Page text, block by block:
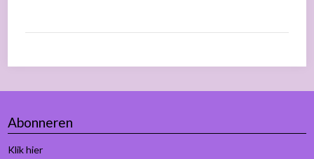
Abonneren
Klik hier